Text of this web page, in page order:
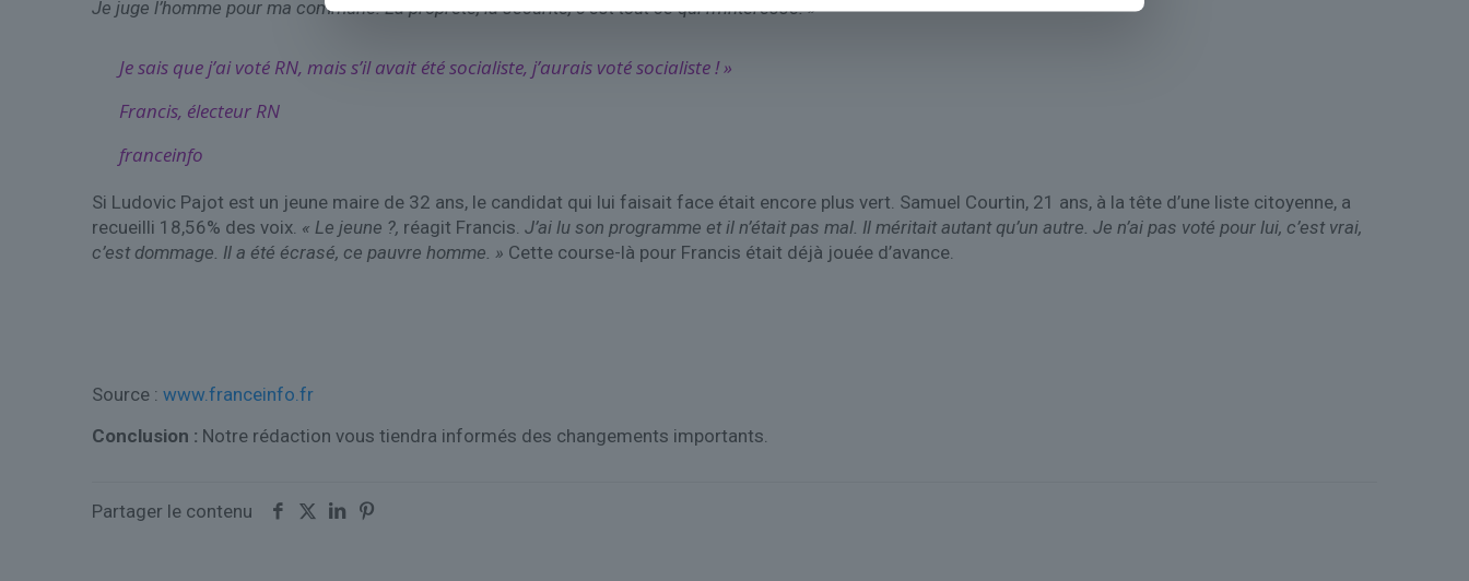
Je juge l’homme pour ma commune. La propreté, la sécurité, c’est tout ce qui m’intéresse. »
Je sais que j’ai voté RN, mais s’il avait été socialiste, j’aurais voté socialiste ! »
Francis, électeur RN
franceinfo
Si Ludovic Pajot est un jeune maire de 32 ans, le candidat qui lui faisait face était encore plus vert. Samuel Courtin, 21 ans, à la tête d’une liste citoyenne, a
recueilli 18,56% des voix. « Le jeune ?, réagit Francis. J’ai lu son programme et il n’était pas mal. Il méritait autant qu’un autre. Je n’ai pas voté pour lui, c’est vrai,
c’est dommage. Il a été écrasé, ce pauvre homme. » Cette course-là pour Francis était déjà jouée d’avance.
Source : www.franceinfo.fr
Conclusion : Notre rédaction vous tiendra informés des changements importants.
Partager le contenu